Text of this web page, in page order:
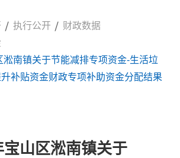
执行公开
财政数据
淞南镇关于节能减排专项资金-生活垃
补贴资金财政专项补助资金分配结果
宝山区淞南镇关于